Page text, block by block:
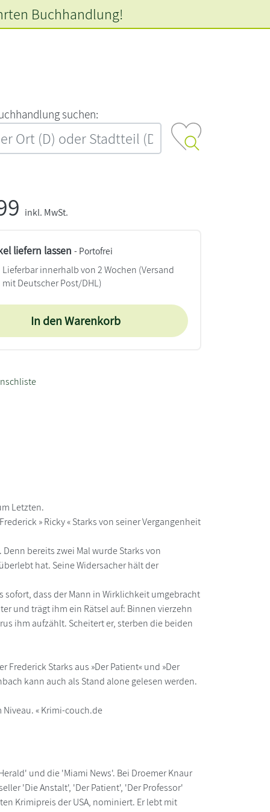
‍s‍u‍c‍h‍e‍n‍:‍
Buchhandlung!
inkl. MwSt.
liefern lassen - Portofrei
Lieferbar innerhalb von 2 Wochen (Versand
mit Deutscher Post/DHL)
In den Warenkorb
Letzten.
» Ricky « Starks von seiner Vergangenheit
bereits zwei Mal wurde Starks von
hat. Seine Widersacher hält der
dass der Mann in Wirklichkeit umgebracht
und trägt ihm ein Rätsel auf: Binnen vierzehn
ihm aufzählt. Scheitert er, sterben die beiden
Starks aus »Der Patient« und »Der
kann auch als Stand alone gelesen werden.
« Krimi-couch.de
und die 'Miami News'. Bei Droemer Knaur
'Die Anstalt', 'Der Patient', 'Der Professor'
Krimipreis der USA, nominiert. Er lebt mit